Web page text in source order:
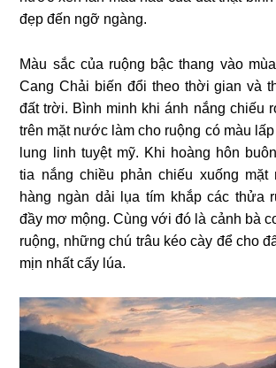
đẹp đến ngỡ ngàng.
Màu sắc của ruộng bậc thang vào
Cang Chải biến đổi theo thời gian và
đất trời. Bình minh khi ánh nắng chiếu
trên mặt nước làm cho ruộng có màu
lung linh tuyệt mỹ. Khi hoàng hôn
tia nắng chiều phản chiếu xuống mặt
hàng ngàn dải lụa tím khắp các thửa
đầy mơ mộng. Cùng với đó là cảnh bà
ruộng, những chú trâu kéo cày để cho
mịn nhất cấy lúa.